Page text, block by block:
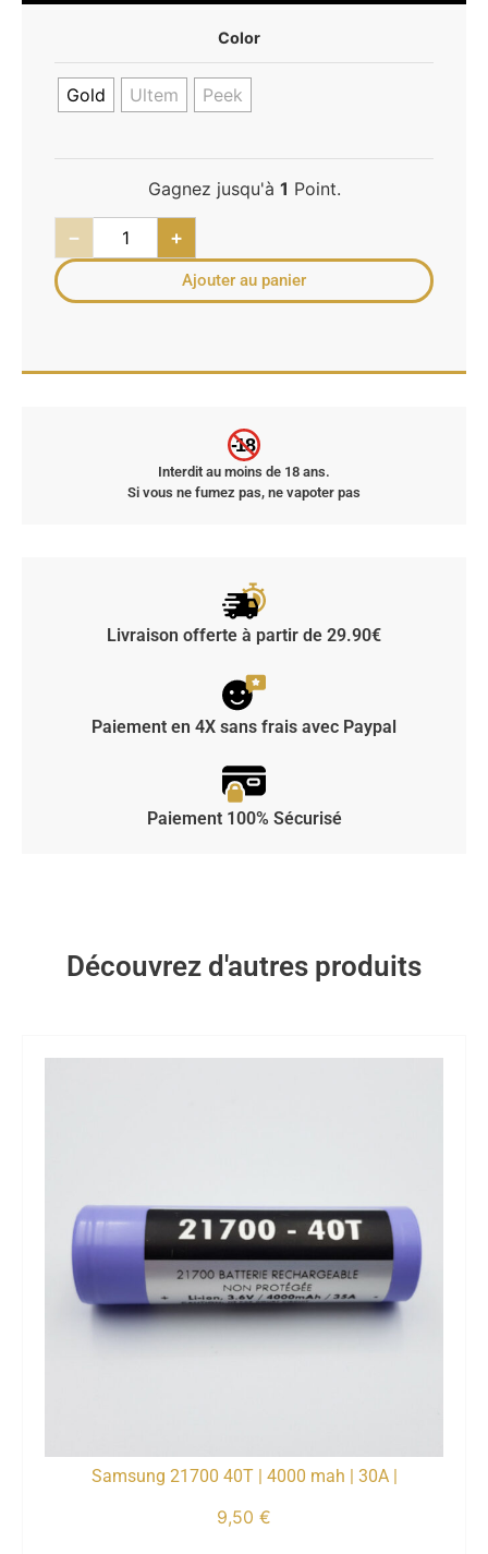
Color
Gold Ultem Peek
Gagnez jusqu'à 1 Point.
− +
Ajouter au panier
-18
Interdit au moins de 18 ans.
Si vous ne fumez pas, ne vapoter pas
Livraison offerte à partir de 29.90€
Paiement en 4X sans frais avec Paypal
Paiement 100% Sécurisé
Découvrez d'autres produits
Samsung 21700 40T | 4000 mah | 30A |
9,50 €